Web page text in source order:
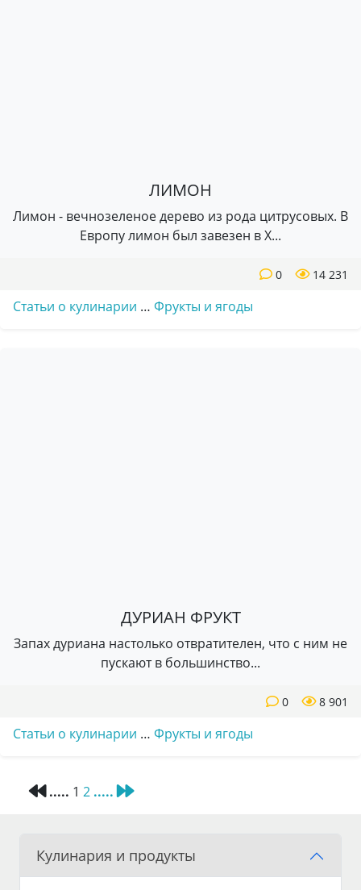
ЛИМОН
Лимон - вечнозеленое дерево из рода цитрусовых. В
Европу лимон был завезен в X...
14 231
0
Статьи о кулинарии … Фрукты и ягоды
ДУРИАН ФРУКТ
Запах дуриана настолько отвратителен, что с ним не
пускают в большинство...
8 901
0
Статьи о кулинарии … Фрукты и ягоды
..... 1 2 .....
Кулинария и продукты